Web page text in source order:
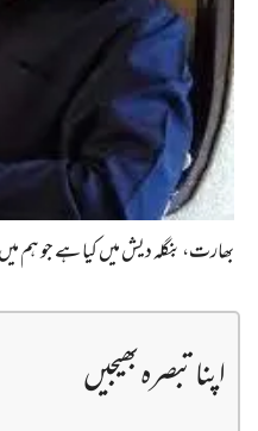
بھارت، بنگلہ دیش میں کیا ہے جو ہم
اپنا تبصرہ بھیجیں